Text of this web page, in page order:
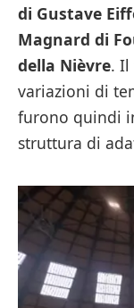
di Gustave
Magnard di
della Nièvre. Il
variazioni di
furono quindi
struttura di